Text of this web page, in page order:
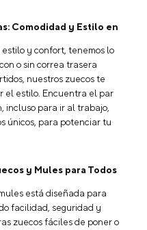
Comodidad y Estilo en
y confort, tenemos lo
o sin correa trasera
nuestros zuecos te
el estilo. Encuentra el par
incluso para ir al trabajo,
únicos, para potenciar tu
y Mules para Todos
está diseñada para
facilidad, seguridad y
zuecos fáciles de poner o